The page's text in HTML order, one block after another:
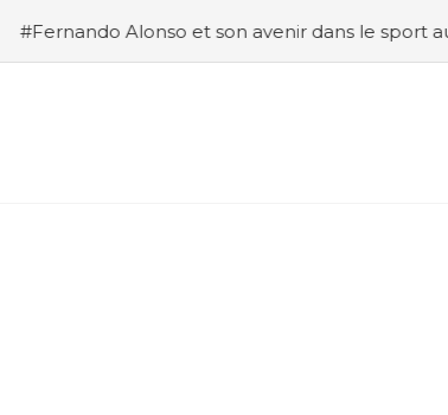
Alonso et son avenir dans le sport